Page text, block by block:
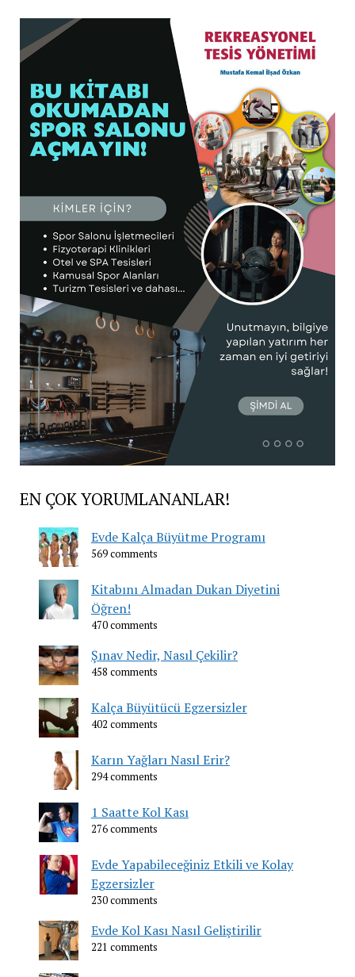
EN ÇOK YORUMLANANLAR!
Evde Kalça Büyütme Programı
569 comments
Kitabını Almadan Dukan Diyetini
Öğren!
470 comments
Şınav Nedir, Nasıl Çekilir?
458 comments
Kalça Büyütücü Egzersizler
402 comments
Karın Yağları Nasıl Erir?
294 comments
1 Saatte Kol Kası
276 comments
Evde Yapabileceğiniz Etkili ve Kolay
Egzersizler
230 comments
Evde Kol Kası Nasıl Geliştirilir
221 comments